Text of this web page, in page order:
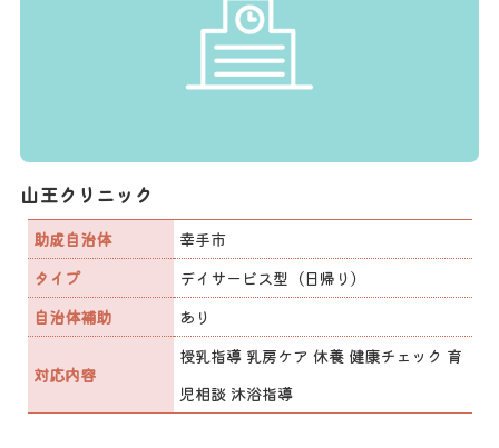
山王クリニック
助成自治体
幸手市
タイプ
デイサービス型（日帰り）
自治体補助
あり
対応内容
授乳指導 乳房ケア 休養 健康チェック 育
児相談 沐浴指導